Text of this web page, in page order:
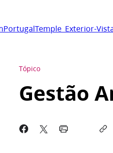
Tópico
Gestão